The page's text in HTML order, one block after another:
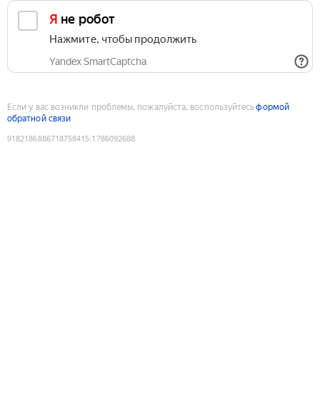
Я не робот
Нажмите, чтобы продолжить
Yandex SmartCaptcha
Если у вас возникли проблемы, пожалуйста, воспользуйтесьформой
обратной связи
9182186886718758415:1786092688